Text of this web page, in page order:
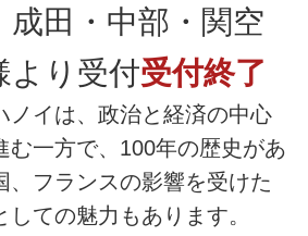
田・中部・関空
り受付受付終了
ノイは、政治と経済の中心
む一方で、100年の歴史があ
、フランスの影響を受けた
ての魅力もあります。